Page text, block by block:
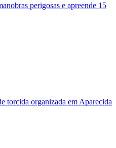
perigosas e apreende 15
torcida organizada em Aparecida